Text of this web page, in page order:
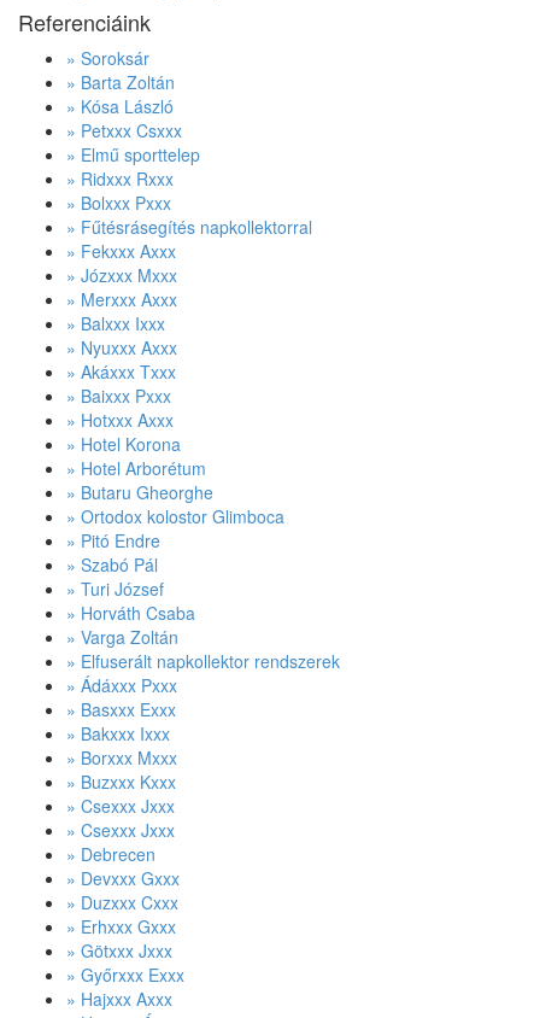
Referenciáink
» Soroksár
» Barta Zoltán
» Kósa László
» Petxxx Csxxx
» Elmű sporttelep
» Ridxxx Rxxx
» Bolxxx Pxxx
» Fűtésrásegítés napkollektorral
» Fekxxx Axxx
» Józxxx Mxxx
» Merxxx Axxx
» Balxxx Ixxx
» Nyuxxx Axxx
» Akáxxx Txxx
» Baixxx Pxxx
» Hotxxx Axxx
» Hotel Korona
» Hotel Arborétum
» Butaru Gheorghe
» Ortodox kolostor Glimboca
» Pitó Endre
» Szabó Pál
» Turi József
» Horváth Csaba
» Varga Zoltán
» Elfuserált napkollektor rendszerek
» Ádáxxx Pxxx
» Basxxx Exxx
» Bakxxx Ixxx
» Borxxx Mxxx
» Buzxxx Kxxx
» Csexxx Jxxx
» Csexxx Jxxx
» Debrecen
» Devxxx Gxxx
» Duzxxx Cxxx
» Erhxxx Gxxx
» Götxxx Jxxx
» Győrxxx Exxx
» Hajxxx Axxx